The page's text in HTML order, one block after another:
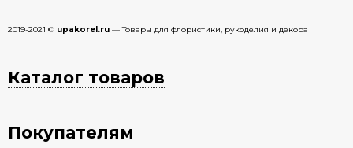
2019-2021 © upakorel.ru — Товары для флористики, рукоделия и декора
Каталог товаров
Покупателям